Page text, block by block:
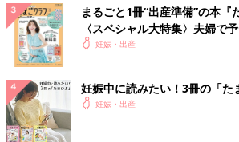
まるごと1冊“出産準備”の本『
〈スペシャル大特集〉夫婦で
妊娠・出産
妊娠中に読みたい！3冊の「た
妊娠・出産